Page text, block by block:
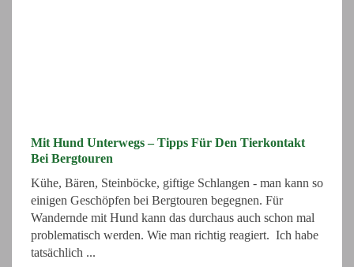
Mit Hund Unterwegs – Tipps Für Den Tierkontakt
Bei Bergtouren
Kühe, Bären, Steinböcke, giftige Schlangen - man kann so
einigen Geschöpfen bei Bergtouren begegnen. Für
Wandernde mit Hund kann das durchaus auch schon mal
problematisch werden. Wie man richtig reagiert. Ich habe
tatsächlich ...